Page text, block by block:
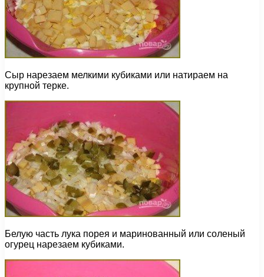
Сыр нарезаем мелкими кубиками или натираем на
крупной терке.
Белую часть лука порея и маринованный или соленый
огурец нарезаем кубиками.